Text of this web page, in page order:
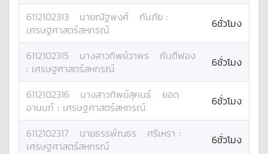
6112102313 นายณัฐพงศ์ กันภัย :
เศรษฐศาสตร์สหกรณ์
6ชั่วโมง
6112102315 นางสาวทิพย์วาพร
กันตีฟอง
: เศรษฐศาสตร์สหกรณ์ 6ชั่วโมง
6112102316 นางสาวทิพย์สุคนธ์
ยอด
อานนท์ : เศรษฐศาสตร์สหกรณ์ 6ชั่วโมง
6112102317 นายธรรพ์ณธร ศรีเหรา :
เศรษฐศาสตร์สหกรณ์
6ชั่วโมง